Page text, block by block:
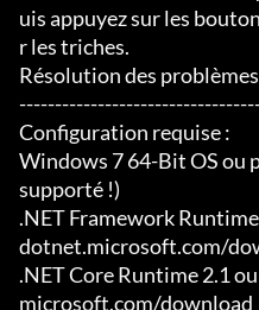
uis appuyez sur les
r les triches.
Résolution des problèmes
Configuration requise :
Windows 7 64-Bit OS ou
supporté !)
.NET Framework
dotnet.microsoft.com/
.NET Core Runtime 2.1
microsoft.com/download